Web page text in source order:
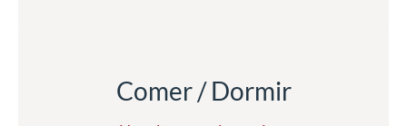
Comer / Dormir